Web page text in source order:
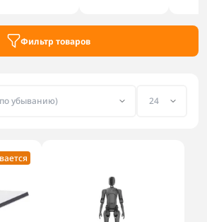
Фильтр товаров